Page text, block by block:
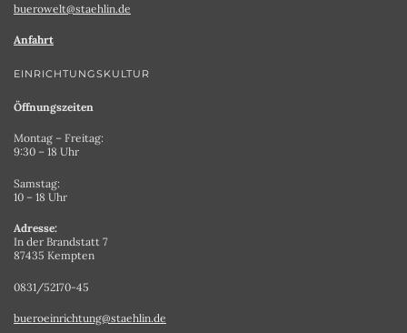
buerowelt@staehlin.de
Anfahrt
EINRICHTUNGSKULTUR
Öffnungszeiten
Montag – Freitag:
9:30 – 18 Uhr
Samstag:
10 – 18 Uhr
Adresse:
In der Brandstatt 7
87435 Kempten
0831/52170-45
bueroeinrichtung@staehlin.de